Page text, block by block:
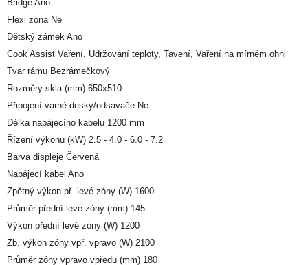
Bridge Ano
Flexi zóna Ne
Dětský zámek Ano
Cook Assist Vaření, Udržování teploty, Tavení, Vaření na mírném ohni
Tvar rámu Bezrámečkový
Rozměry skla (mm) 650x510
Připojení varné desky/odsavače Ne
Délka napájecího kabelu 1200 mm
Řízení výkonu (kW) 2.5 - 4.0 - 6.0 - 7.2
Barva displeje Červená
Napájecí kabel Ano
Zpětný výkon př. levé zóny (W) 1600
Průměr přední levé zóny (mm) 145
Výkon přední levé zóny (W) 1200
Zb. výkon zóny vpř. vpravo (W) 2100
Průměr zóny vpravo vpředu (mm) 180